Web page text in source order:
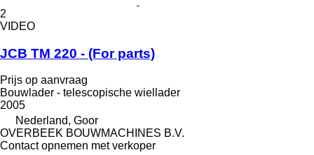
2
VIDEO
JCB TM 220 - (For parts)
Prijs op aanvraag
Bouwlader - telescopische wiellader
2005
Nederland, Goor
OVERBEEK BOUWMACHINES B.V.
Contact opnemen met verkoper